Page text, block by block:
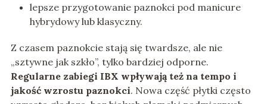
lepsze przygotowanie paznokci pod manicure
hybrydowy lub klasyczny.
Z czasem paznokcie stają się twardsze, ale nie
„sztywne jak szkło”, tylko bardziej odporne.
Regularne zabiegi IBX wpływają też na tempo i
jakość wzrostu paznokci. Nowa część płytki często